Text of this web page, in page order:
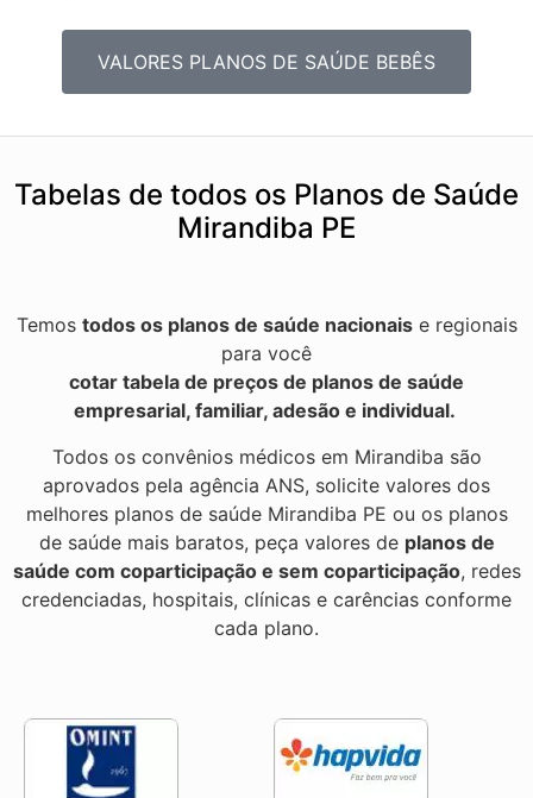
VALORES PLANOS DE SAÚDE BEBÊS
Tabelas de todos os Planos de Saúde
Mirandiba PE
Temos todos os planos de saúde nacionaise regionais
para você
cotar tabela de preços de planos de saúde
empresarial, familiar, adesão e individual.
Todos os convênios médicos em Mirandiba são
aprovados pela agência ANS, solicite valores dos
melhores planos de saúde Mirandiba PE ou os planos
de saúde mais baratos, peça valores de planos de
saúde com coparticipação e sem coparticipação, redes
credenciadas, hospitais, clínicas e carências conforme
cada plano.